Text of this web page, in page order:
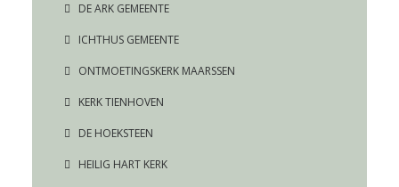
DE ARK GEMEENTE
ICHTHUS GEMEENTE
ONTMOETINGSKERK MAARSSEN
KERK TIENHOVEN
DE HOEKSTEEN
HEILIG HART KERK